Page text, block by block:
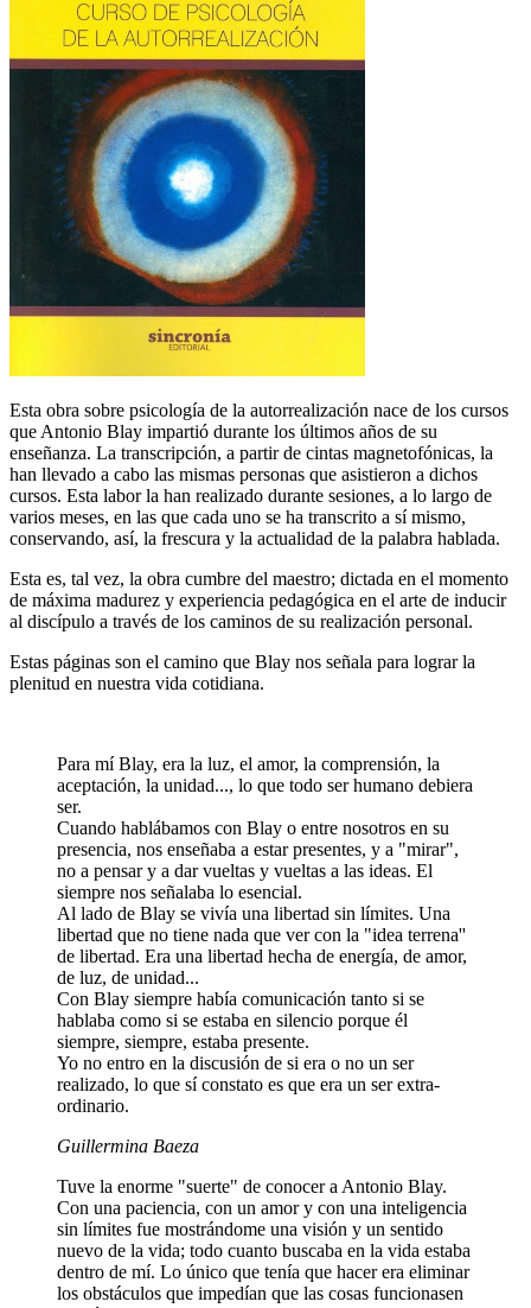
Esta obra sobre psicología de la autorrealización nace de los cursos
que Antonio Blay impartió durante los últimos años de su
enseñanza. La transcripción, a partir de cintas magnetofónicas, la
han llevado a cabo las mismas personas que asistieron a dichos
cursos. Esta labor la han realizado durante sesiones, a lo largo de
varios meses, en las que cada uno se ha transcrito a sí mismo,
conservando, así, la frescura y la actualidad de la palabra hablada.
Esta es, tal vez, la obra cumbre del maestro; dictada en el momento
de máxima madurez y experiencia pedagógica en el arte de inducir
al discípulo a través de los caminos de su realización personal.
Estas páginas son el camino que Blay nos señala para lograr la
plenitud en nuestra vida cotidiana.
Para mí Blay, era la luz, el amor, la comprensión, la
aceptación, la unidad..., lo que todo ser humano debiera
ser.
Cuando hablábamos con Blay o entre nosotros en su
presencia, nos enseñaba a estar presentes, y a "mirar",
no a pensar y a dar vueltas y vueltas a las ideas. El
siempre nos señalaba lo esencial.
Al lado de Blay se vivía una libertad sin límites. Una
libertad que no tiene nada que ver con la "idea terrena''
de libertad. Era una libertad hecha de energía, de amor,
de luz, de unidad...
Con Blay siempre había comunicación tanto si se
hablaba como si se estaba en silencio porque él
siempre, siempre, estaba presente.
Yo no entro en la discusión de si era o no un ser
realizado, lo que sí constato es que era un ser extra-
ordinario.
Guillermina Baeza
Tuve la enorme "suerte" de conocer a Antonio Blay.
Con una paciencia, con un amor y con una inteligencia
sin límites fue mostrándome una visión y un sentido
nuevo de la vida; todo cuanto buscaba en la vida estaba
dentro de mí. Lo único que tenía que hacer era eliminar
los obstáculos que impedían que las cosas funcionasen